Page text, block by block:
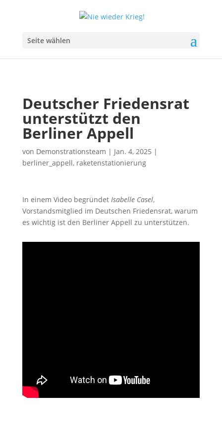
Seite wählen
Deutscher Friedensrat
unterstützt den
Berliner Appell
von Demonstrationsteam | Jan. 4, 2025 |
berliner_appell, raketenstationierung
In einem Video begründet Isabelle Casel,
Vorstandsmitglied im Deutschen Friedensrat, warum
es wichtig ist den Berliner Appell zu unterstützen.